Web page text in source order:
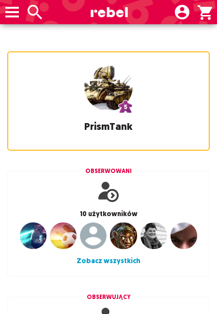
PrismTank
OBSERWOWANI
10 użytkowników
Zobacz wszystkich
OBSERWUJĄCY